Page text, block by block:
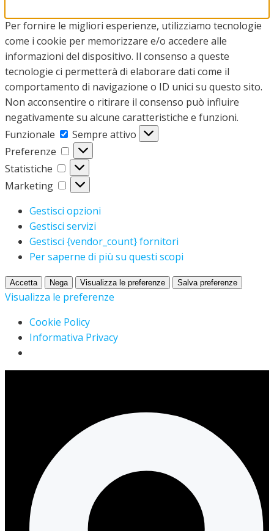
Per fornire le migliori esperienze, utilizziamo tecnologie
come i cookie per memorizzare e/o accedere alle
informazioni del dispositivo. Il consenso a queste
tecnologie ci permetterà di elaborare dati come il
comportamento di navigazione o ID unici su questo sito.
Non acconsentire o ritirare il consenso può influire
negativamente su alcune caratteristiche e funzioni.
Funzionale
Funzionale
Sempre attivo
Preferenze
Preferenze
Statistiche
Statistiche
Marketing
Marketing
Gestisci opzioni
Gestisci servizi
Gestisci {vendor_count} fornitori
Per saperne di più su questi scopi
Accetta Nega Visualizza le preferenze Salva preferenze
Visualizza le preferenze
Cookie Policy
Informativa Privacy